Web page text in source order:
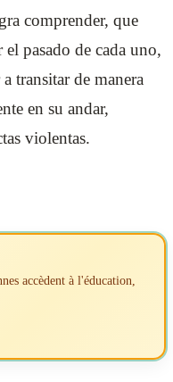
comprender, que
pasado de cada uno,
transitar de manera
en su andar,
violentas.
accèdent à l'éducation,